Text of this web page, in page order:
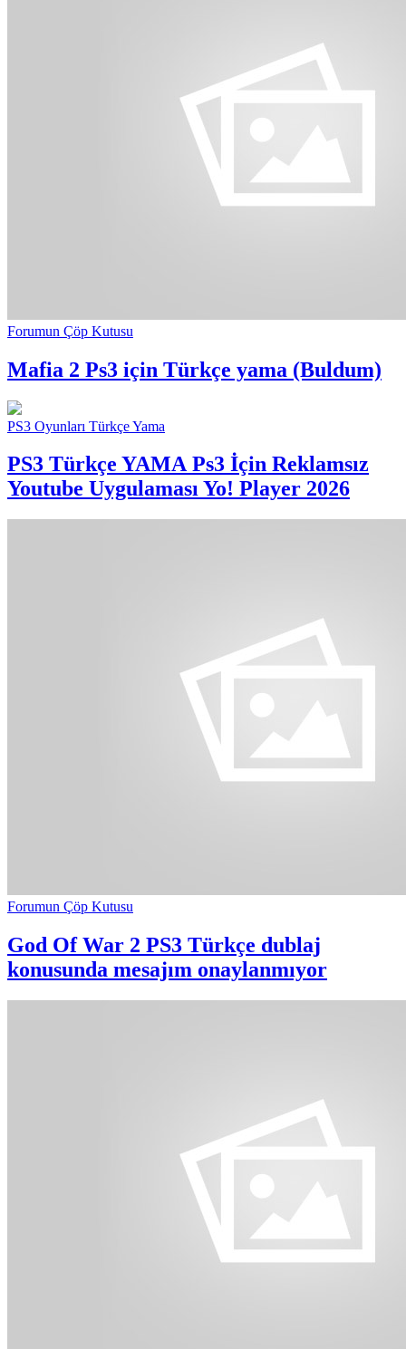
Forumun Çöp Kutusu
Mafia 2 Ps3 için Türkçe yama (Buldum)
PS3 Oyunları Türkçe Yama
PS3 Türkçe YAMAPs3 İçin Reklamsız
Youtube Uygulaması Yo! Player 2026
Forumun Çöp Kutusu
God Of War 2 PS3 Türkçe dublaj
konusunda mesajım onaylanmıyor